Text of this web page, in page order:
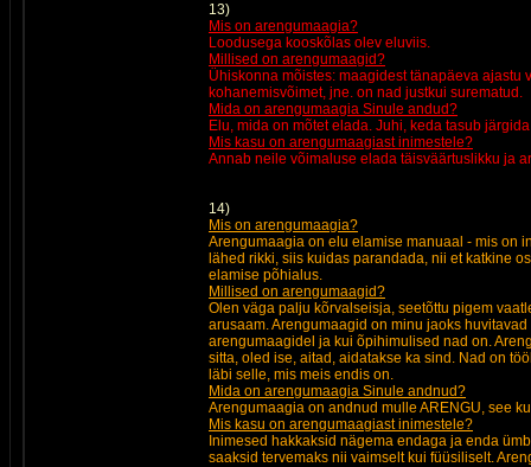
13)
Mis on arengumaagia?
Loodusega kooskõlas olev eluviis.
Millised on arengumaagid?
Ühiskonna mõistes: maagidest tänapäeva ajastu
kohanemisvõimet, jne. on nad justkui surematud.
Mida on arengumaagia Sinule andud?
Elu, mida on mõtet elada. Juhi, keda tasub
Mis kasu on arengumaagiast inimestele?
Annab neile võimaluse elada täisväärtuslikku ja
14)
Mis on arengumaagia?
Arengumaagia on elu elamise manuaal - mis on
lähed rikki, siis kuidas parandada, nii et katkine
elamise põhialus.
Millised on arengumaagid?
Olen väga palju kõrvalseisja, seetõttu pigem
arusaam. Arengumaagid on minu jaoks
arengumaagidel ja kui õpihimulised nad on.
sitta, oled ise, aitad, aidatakse ka sind. Nad on
läbi selle, mis meis endis on.
Mida on arengumaagia Sinule andnud?
Arengumaagia on andnud mulle ARENGU, see
Mis kasu on arengumaagiast inimestele?
Inimesed hakkaksid nägema endaga ja enda
saaksid tervemaks nii vaimselt kui füüsiliselt.